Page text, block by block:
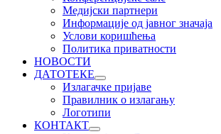
Медијски партнери
Информације од јавног значаја
Услови коришћења
Политика приватности
НОВОСТИ
ДАТОТЕКЕ
Излагачке пријаве
Правилник о излагању
Логотипи
КОНТАКТ